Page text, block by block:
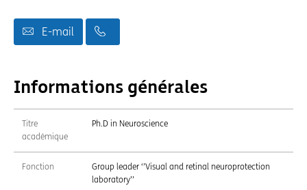
E-mail
Informations générales
Titre
académique
Ph.D in Neuroscience
Fonction
Group leader ‘’Visual and retinal neuroprotection
laboratory’’